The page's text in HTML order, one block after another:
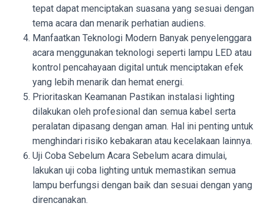
tepat dapat menciptakan suasana yang sesuai dengan
tema acara dan menarik perhatian audiens.
Manfaatkan Teknologi Modern Banyak penyelenggara
acara menggunakan teknologi seperti lampu LED atau
kontrol pencahayaan digital untuk menciptakan efek
yang lebih menarik dan hemat energi.
Prioritaskan Keamanan Pastikan instalasi lighting
dilakukan oleh profesional dan semua kabel serta
peralatan dipasang dengan aman. Hal ini penting untuk
menghindari risiko kebakaran atau kecelakaan lainnya.
Uji Coba Sebelum Acara Sebelum acara dimulai,
lakukan uji coba lighting untuk memastikan semua
lampu berfungsi dengan baik dan sesuai dengan yang
direncanakan.